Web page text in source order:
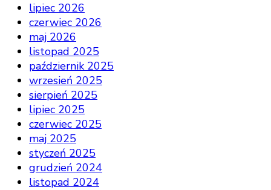
lipiec 2026
czerwiec 2026
maj 2026
listopad 2025
październik 2025
wrzesień 2025
sierpień 2025
lipiec 2025
czerwiec 2025
maj 2025
styczeń 2025
grudzień 2024
listopad 2024